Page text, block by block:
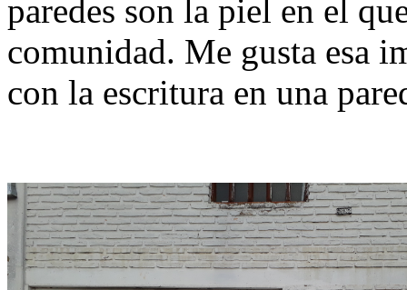
paredes son la piel en el
comunidad. Me gusta esa
con la escritura en una